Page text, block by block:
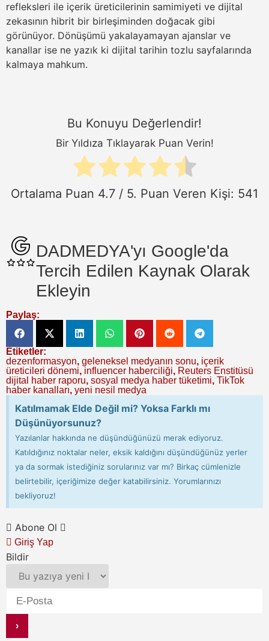
refleksleri ile içerik üreticilerinin samimiyeti ve dijital
zekasının hibrit bir birleşiminden doğacak gibi
görünüyor. Dönüşümü yakalayamayan ajanslar ve
kanallar ise ne yazık ki dijital tarihin tozlu sayfalarında
kalmaya mahkum.
Bu Konuyu Değerlendir!
Bir Yıldıza Tıklayarak Puan Verin!
Ortalama Puan 4.7 / 5. Puan Veren Kişi: 541
DADMEDYA'yı Google'da
Tercih Edilen Kaynak Olarak
Ekleyin
Paylaş:
Etiketler:
dezenformasyon, geleneksel medyanın sonu, içerik
üreticileri dönemi, influencer haberciliği, Reuters Enstitüsü
dijital haber raporu, sosyal medya haber tüketimi, TikTok
haber kanalları, yeni nesil medya
Katılmamak Elde Değil mi? Yoksa Farklı mı
Düşünüyorsunuz?
Yazılanlar hakkında ne düşündüğünüzü merak ediyoruz.
Katıldığınız noktalar neler, eksik kaldığını düşündüğünüz yerler
ya da sormak istediğiniz sorularınız var mı? Birkaç cümlenizle
belirtebilir, içeriğimize değer katabilirsiniz. Yorumlarınızı
bekliyoruz!
Abone Ol
Giriş Yap
Bildir